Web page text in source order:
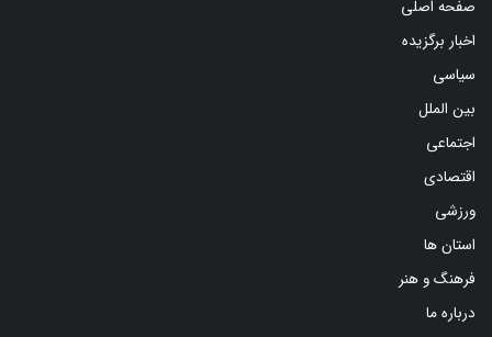
صفحه اصلی
اخبار برگزیده
سیاسی
بین الملل
اجتماعی
اقتصادی
ورزشی
استان ها
فرهنگ و هنر
درباره ما